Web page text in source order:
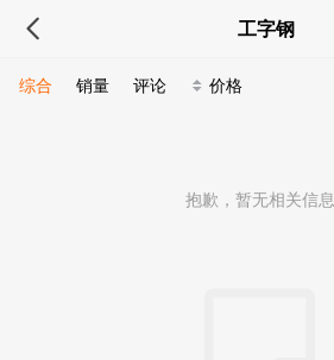
工字钢
综合 销量 评论 价格
抱歉，暂无相关信息